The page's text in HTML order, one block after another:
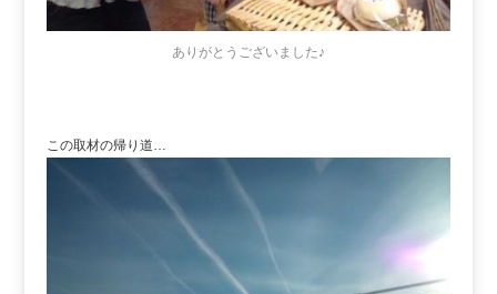
ありがとうございました♪
この取材の帰り道…